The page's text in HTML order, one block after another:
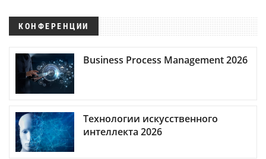
КОНФЕРЕНЦИИ
Business Process Management 2026
Технологии искусственного
интеллекта 2026